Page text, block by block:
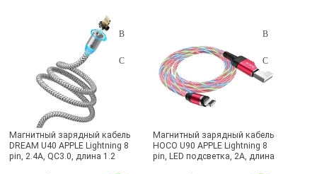
Магнитный зарядный кабель
DREAM U40 APPLE Lightning 8
pin, 2.4A, QC3.0, длина 1.2
Магнитный зарядный кабель
HOCO U90 APPLE Lightning 8
pin, LED подсветка, 2A, длина